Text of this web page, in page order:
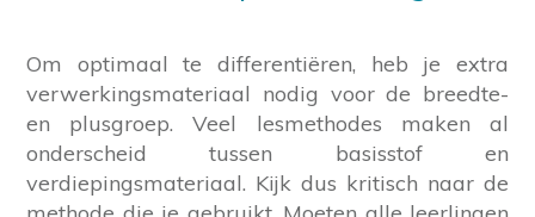
Om optimaal te differentiëren, heb je extra
verwerkingsmateriaal nodig voor de breedte-
en plusgroep. Veel lesmethodes maken al
onderscheid tussen basisstof en
verdiepingsmateriaal. Kijk dus kritisch naar de